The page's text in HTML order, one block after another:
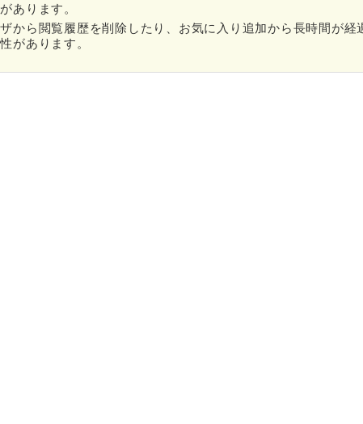
あります。
から閲覧履歴を削除したり、お気に入り追加から長時間が経
があります。